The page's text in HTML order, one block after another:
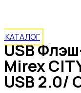
КАТАЛОГ
USB
Mirex
USB 2.0/